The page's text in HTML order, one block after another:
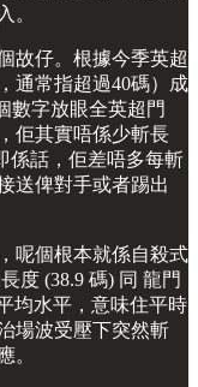
。
故仔。根據今季英超
通常指超過40碼）成
數字放眼全英超門
佢其實唔係少斬長
係話，佢差唔多每斬
送俾對手或者踢出
呢個根本就係自殺式
度 (38.9 碼) 同 龍門
均水平，意味住平時
場波受壓下突然斬
。